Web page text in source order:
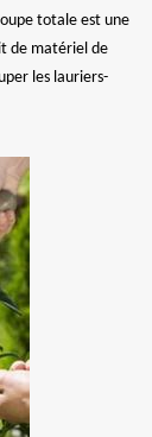
totale est une
de matériel de
les lauriers-